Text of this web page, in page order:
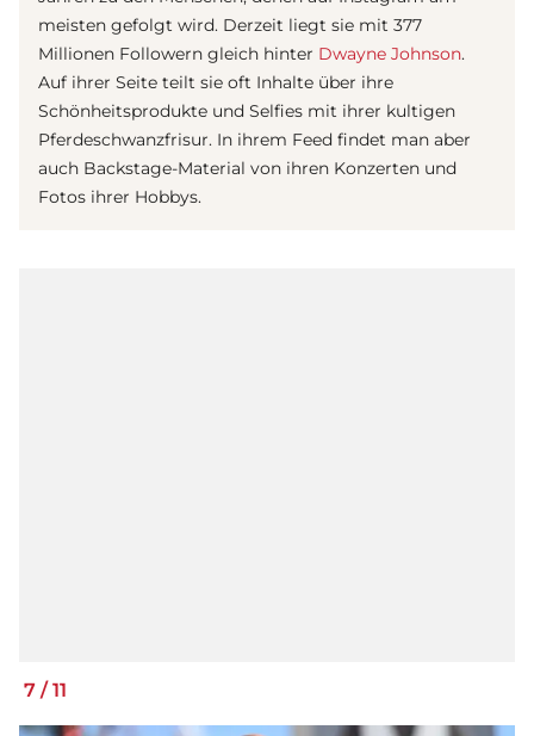
meisten gefolgt wird. Derzeit liegt sie mit 377
Millionen Followern gleich hinter Dwayne Johnson.
Auf ihrer Seite teilt sie oft Inhalte über ihre
Schönheitsprodukte und Selfies mit ihrer kultigen
Pferdeschwanzfrisur. In ihrem Feed findet man aber
auch Backstage-Material von ihren Konzerten und
Fotos ihrer Hobbys.
7 / 11